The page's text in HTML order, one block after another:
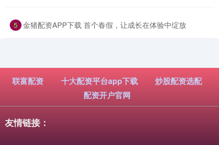
5 ​金猪配资APP下载 首个春假，让成长在体验中绽放
联富配资 十大配资平台app下载
炒股配资选配
配资开户官网
友情链接：